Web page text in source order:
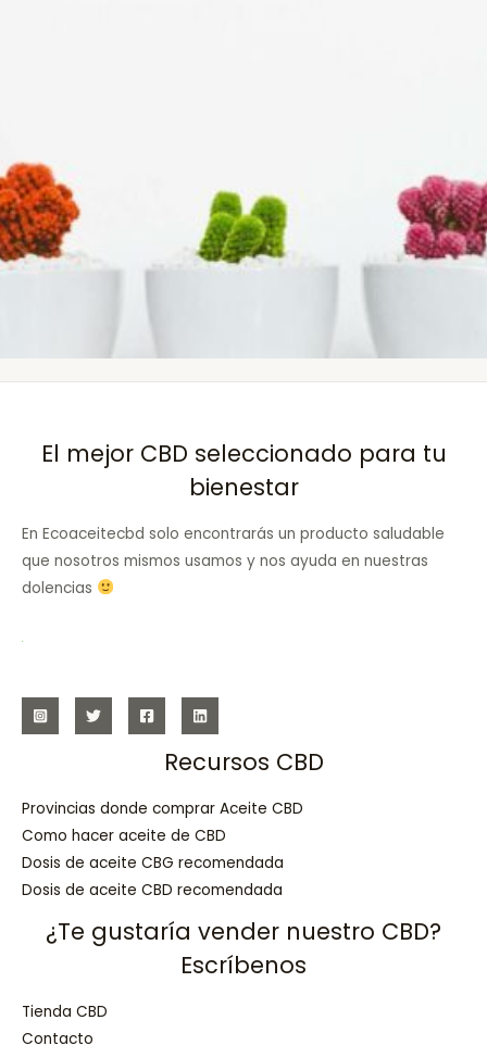
El mejor CBD seleccionado para tu
bienestar
En Ecoaceitecbd solo encontrarás un producto saludable
que nosotros mismos usamos y nos ayuda en nuestras
dolencias
Recursos CBD
Provincias donde comprar Aceite CBD
Como hacer aceite de CBD
Dosis de aceite CBG recomendada
Dosis de aceite CBD recomendada
¿Te gustaría vender nuestro CBD?
Escríbenos
Tienda CBD
Contacto